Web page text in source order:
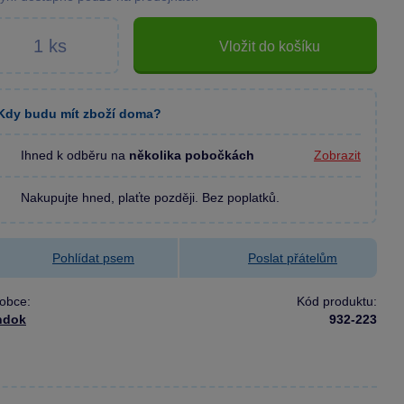
Vložit do košíku
budu mít zboží doma?
Ihned k odběru na několika pobočkách Zobrazit
Nakupujte hned, plaťte později. Bez poplatků.
Pohlídat psem Poslat přátelům
Kód produktu:
932-223